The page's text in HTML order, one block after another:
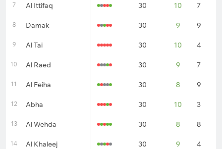
7 Al Ittifaq 30 10 7
8 Damak 30 9 9
9 Al Tai 30 10 4
10 Al Raed 30 9 7
11 Al Feiha 30 8 9
12 Abha 30 10 3
13 Al Wehda 30 8 8
14 Al Khaleej 30 9 4